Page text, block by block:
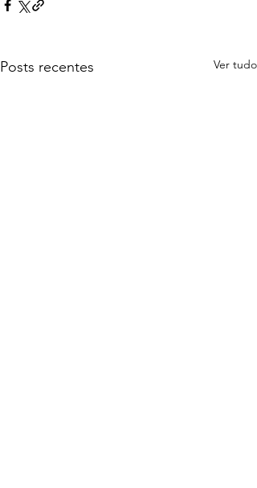
Posts recentes Ver tudo